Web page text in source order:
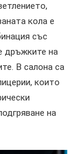
кола е
със
дръжките на
В салона са
които
на